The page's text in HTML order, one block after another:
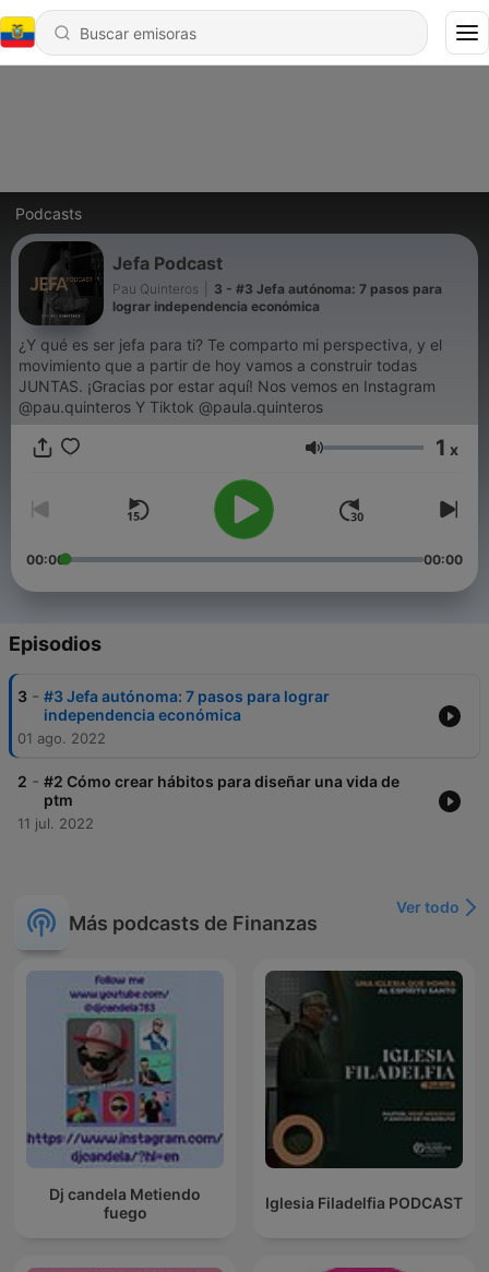
Podcasts
Jefa Podcast
Pau Quinteros
3 - #3 Jefa autónoma: 7 pasos para
lograr independencia económica
¿Y qué es ser jefa para ti? Te comparto mi perspectiva, y el
movimiento que a partir de hoy vamos a construir todas
JUNTAS. ¡Gracias por estar aquí! Nos vemos en Instagram
@pau.quinteros Y Tiktok @paula.quinteros
Volumen 1 x
00:00 00:00
Episodios
3 - #3 Jefa autónoma: 7 pasos para lograr
independencia económica
01 ago. 2022
2 - #2 Cómo crear hábitos para diseñar una vida de
ptm
11 jul. 2022
Más podcasts de Finanzas
Ver todo
Dj candela Metiendo
fuego
Iglesia Filadelfia PODCAST